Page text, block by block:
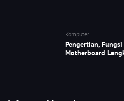
Komputer
Pengertian,
Motherboard